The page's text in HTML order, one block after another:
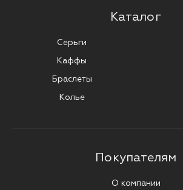
Каталог
Серьги
Каффы
Браслеты
Колье
Покупателям
О компании